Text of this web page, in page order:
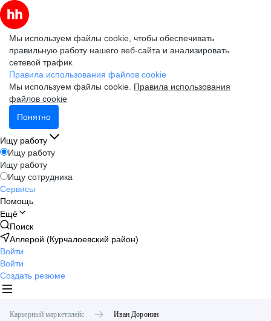
Мы используем файлы cookie, чтобы обеспечивать
правильную работу нашего веб-сайта и анализировать
сетевой трафик.
Правила использования файлов cookie
Мы используем файлы cookie. Правила использования
файлов cookie
Понятно
Ищу работу
Ищу работу
Ищу работу
Ищу сотрудника
Сервисы
Помощь
Ещё
Поиск
Аллерой (Курчалоевский район)
Войти
Войти
Создать резюме
Карьерный маркетплейс Иван Доронин